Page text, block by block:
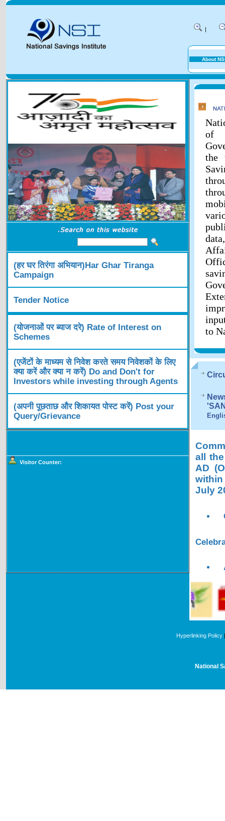
|
About
(हर घर तिरंगा अभियान)Har Ghar Tiranga
Campaign
Tender Notice
(योजनाओं पर ब्याज दरे) Rate of Interest on
Schemes
(एजेंटों के माध्यम से निवेश करते समय निवेशकों के लिए
क्या करें और क्या न करें) Do and Don't for
Investors while investing through Agents
(अपनी पूछताछ और शिकायत पोस्ट करें) Post your
Query/Grievance
Visitor Counter:
of
the
to
all
AD
July
Hyperlinking Policy
National